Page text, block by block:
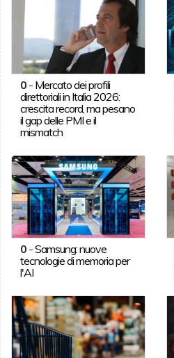
0- Mercato dei profili
direttoriali in Italia 2026:
crescita record, ma pesano
il gap delle PMI e il
mismatch
0-Samsung: nuove
tecnologie di memoria per
l'AI